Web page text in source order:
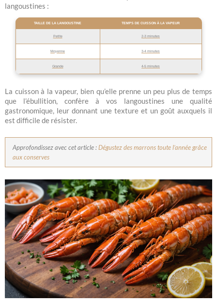
langoustines :
TAILLE DE LA LANGOUSTINE TEMPS DE CUISSON À LA VAPEUR
Petite 2-3 minutes
Moyenne 3-4 minutes
Grande 4-5 minutes
La cuisson à la vapeur, bien qu’elle prenne un peu plus de temps
que l’ébullition, confère à vos langoustines une qualité
gastronomique, leur donnant une texture et un goût auxquels il
est difficile de résister.
Approfondissez avec cet article :Dégustez des marrons toute l’année grâce
aux conserves